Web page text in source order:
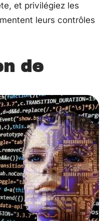
et privilégiez les
leurs contrôles
de